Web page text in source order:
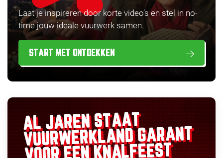
Laat je inspireren door korte video’s en stel in no-
time jouw ideale vuurwerk samen.
START MET ONTDEKKEN
AL JAREN STAAT
VUURWERKLANDGARANT
VOOR EEN KNALFEEST